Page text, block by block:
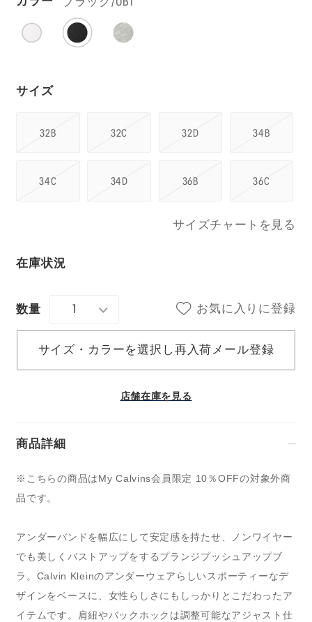
サイズ
32B 32C 32D 34B
34C 34D 36B 36C
サイズチャートを見る
在庫状況
数量 1 お気に入りに登録
サイズ・カラーを選択し再入荷メール登録
店舗在庫を見る
商品詳細
※こちらの商品はMy Calvins会員限定 10％OFFの対象外商
品です。
アンダーバンドを幅広にして安定感を持たせ、ノンワイヤー
でも美しくバストアップをするプランジプッシュアップブ
ラ。Calvin Kleinのアンダーウェアらしいスポーティーなデ
ザインをベースに、女性らしさにもしっかりとこだわったア
イテムです。肩紐やバックホックは調整可能なアジャスト仕